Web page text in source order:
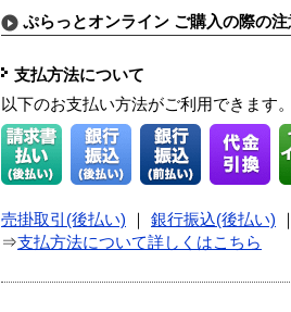
ぷらっとオンライン ご購入の際の注
支払方法について
以下のお支払い方法がご利用できます。
売掛取引(後払い) 銀行振込(後払い)
⇒支払方法について詳しくはこちら